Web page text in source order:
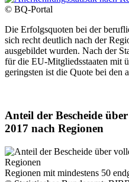
© BQ-Portal
Die Erfolgsquoten bei der
sich recht deutlich nach der
ausgebildet wurden. Nach der
für die EU-Mitgliedsstaaten mit
geringsten ist die Quote bei den
Anteil der Bescheide
2017 nach Regionen
Regionen mit mindestens 50